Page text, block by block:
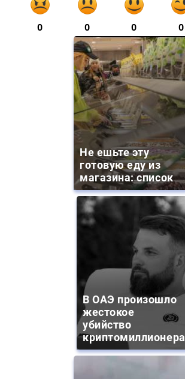
0 0 0 0
Не ешьте эту
готовую еду из
магазина: список
В ОАЭ произошло
жестокое
убийство
криптомиллионера